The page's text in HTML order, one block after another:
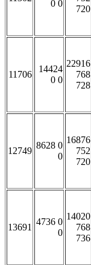
0 0
720
11706
14424
0 0
22916
768
728
12749
8628 0
0
16876
752
720
13691
4736 0
0
14020
768
736